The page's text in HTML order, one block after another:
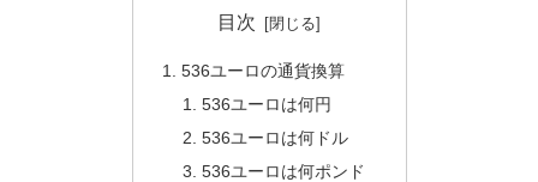
目次
536ユーロの通貨換算
536ユーロは何円
536ユーロは何ドル
536ユーロは何ポンド